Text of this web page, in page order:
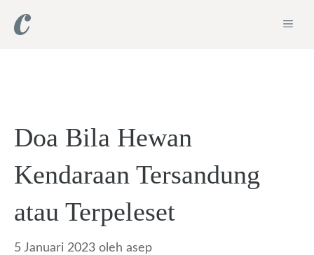
Doa Bila Hewan
Kendaraan Tersandung
atau Terpeleset
5 Januari 2023 oleh asep